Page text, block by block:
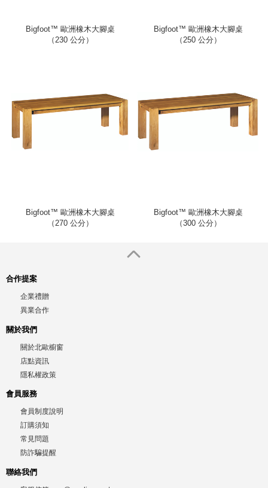
Bigfoot™ 歐洲橡木大腳桌
（230 公分）
Bigfoot™ 歐洲橡木大腳桌
（250 公分）
Bigfoot™ 歐洲橡木大腳桌
（270 公分）
Bigfoot™ 歐洲橡木大腳桌
（300 公分）
合作提案
企業禮贈
異業合作
關於我們
關於北歐櫥窗
店點資訊
隱私權政策
會員服務
會員制度說明
訂購須知
常見問題
防詐騙提醒
聯絡我們